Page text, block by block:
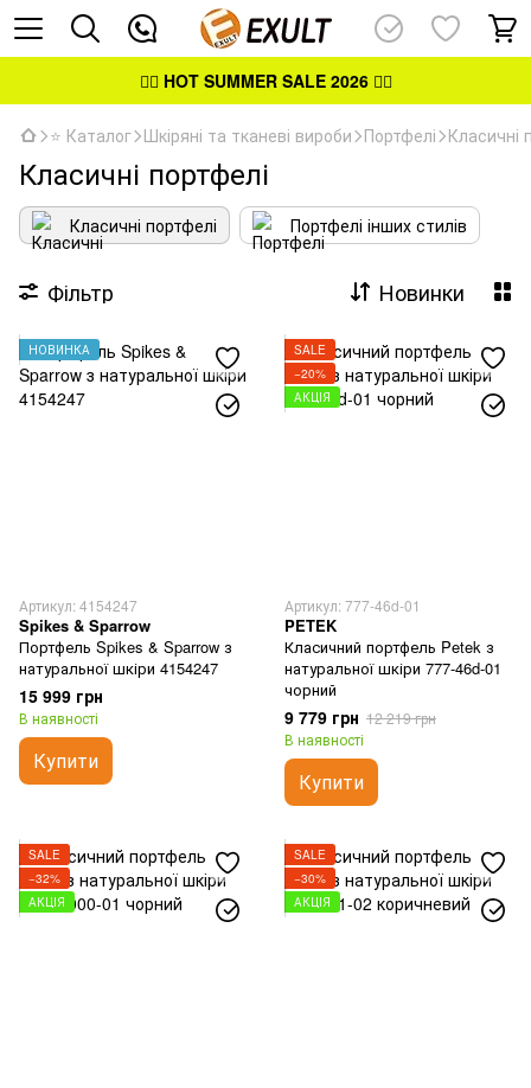
👉🏻 HOT SUMMER SALE 2026👈🏻
⭐ Каталог Шкіряні та тканеві вироби Портфелі Класичні
Класичні портфелі
Класичні портфелі Портфелі інших стилів
Фільтр Новинки
НОВИНКА
Артикул: 4154247
Spikes & Sparrow
Портфель Spikes & Sparrow з
натуральної шкіри 4154247
15 999 грн
В наявності
Купити
SALE
−20%
АКЦІЯ
Артикул: 777-46d-01
PETEK
Класичний портфель Petek з
натуральної шкіри 777-46d-01
чорний
9 779 грн 12 219 грн
В наявності
Купити
SALE
−32%
АКЦІЯ
SALE
−30%
АКЦІЯ